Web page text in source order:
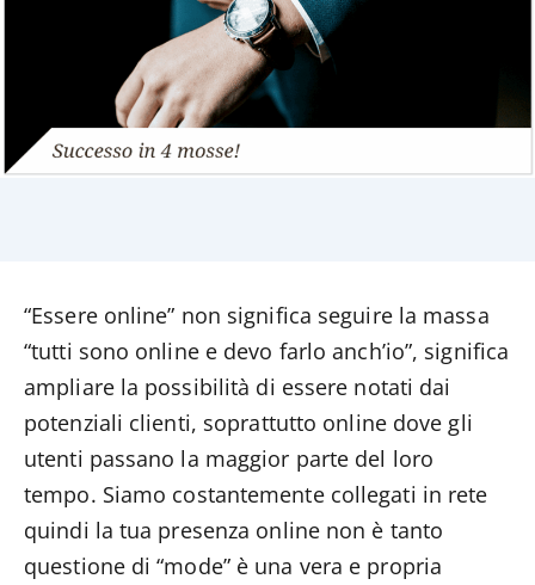
“Essere online” non significa seguire la massa
“tutti sono online e devo farlo anch’io”, significa
ampliare la possibilità di essere notati dai
potenziali clienti, soprattutto online dove gli
utenti passano la maggior parte del loro
tempo. Siamo costantemente collegati in rete
quindi la tua presenza online non è tanto
questione di “mode” è una vera e propria